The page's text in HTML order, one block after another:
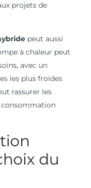
projets de
peut aussi
à chaleur peut
avec un
les plus froides
rassurer les
du